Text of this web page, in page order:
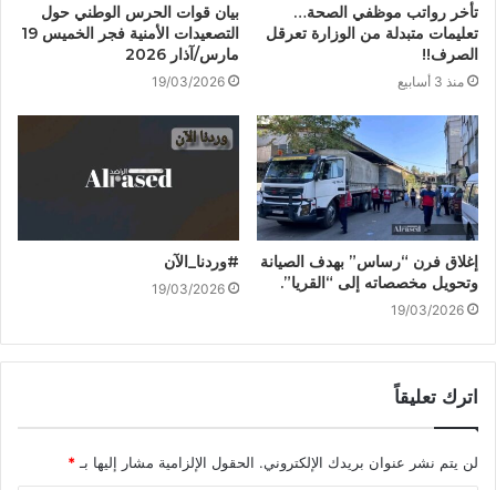
تأخر رواتب موظفي الصحة…
تعليمات متبدلة من الوزارة تعرقل
الصرف!!
منذ 3 أسابيع
بيان قوات الحرس الوطني حول
التصعيدات الأمنية فجر الخميس 19
مارس/آذار 2026
19/03/2026
إغلاق فرن “رساس” بهدف الصيانة
وتحويل مخصصاته إلى “القريا”.
19/03/2026
#وردنا_الآن
19/03/2026
اترك تعليقاً
لن يتم نشر عنوان بريدك الإلكتروني. الحقول الإلزامية مشار إليها بـ *